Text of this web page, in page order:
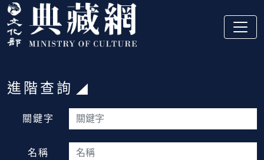
跳到主要內容
:::
:::
進階查詢
關鍵字
名稱